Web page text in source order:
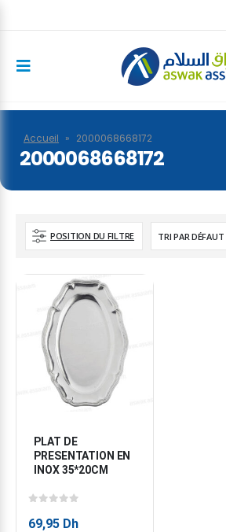
Accueil » 2000068668172
2000068668172
POSITION DU FILTRE
PLAT DE
PRESENTATION EN
INOX 35*20CM
69,95 Dh